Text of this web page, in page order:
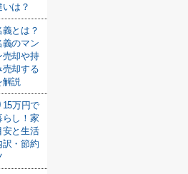
は？
とは？
義のマン
売却や持
売却する
解説
15万円で
らし！家
安と生活
訳・節約